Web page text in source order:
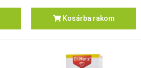
Kosárba rakom